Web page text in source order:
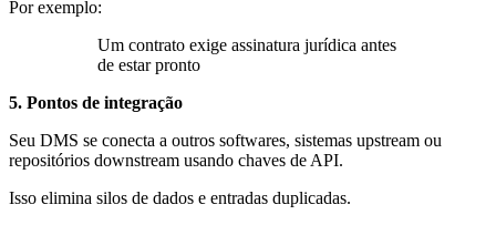
Por exemplo:
Um contrato exige assinatura jurídica antes
de estar pronto
5. Pontos de integração
Seu DMS se conecta a outros softwares, sistemas upstream ou
repositórios downstream usando chaves de API.
Isso elimina silos de dados e entradas duplicadas.